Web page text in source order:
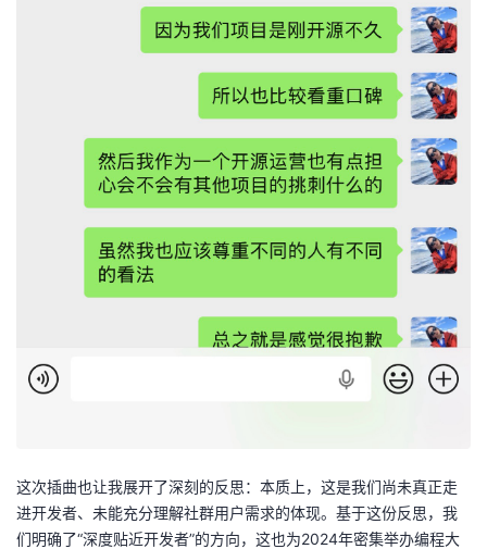
这次插曲也让我展开了深刻的反思：本质上，这是我们尚未真正走
进开发者、未能充分理解社群用户需求的体现。基于这份反思，我
们明确了“深度贴近开发者”的方向，这也为2024年密集举办编程大